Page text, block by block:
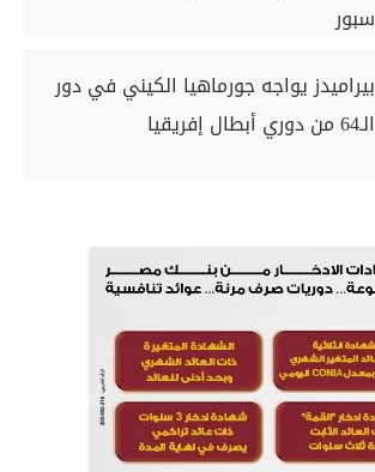
سبور
بيراميدز يواجه جورماهيا الكيني في دور
الـ64 من دوري أبطال إفريقيا